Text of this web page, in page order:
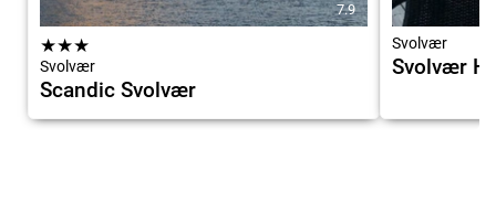
7.9
★★★
Svolvær
Scandic Svolvær
Svolvær
Svolvær